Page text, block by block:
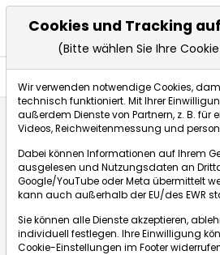
Ufo: Personal bei Lufthansa
dpa-AFX Compact
ÜBERSICHT DPA-AFX PROFEED
Cookies und Tracking
(Bitte wählen Sie Ihre
Wir verwenden notwendige Cookies,
technisch funktioniert. Mit Ihrer
außerdem Dienste von Partnern, z. B. für
Videos, Reichweitenmessung und
Dabei können Informationen auf Ihrem
ausgelesen und Nutzungsdaten an
Google/YouTube oder Meta übermittelt
kann auch außerhalb der EU/des EWR
Sie können alle Dienste akzeptieren,
individuell festlegen. Ihre Einwilligung
Cookie-Einstellungen im Footer